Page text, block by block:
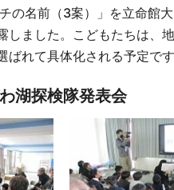
の名前（3案）」を立命館
ました。こどもたちは、
れて具体化される予定です
湖探検隊発表会